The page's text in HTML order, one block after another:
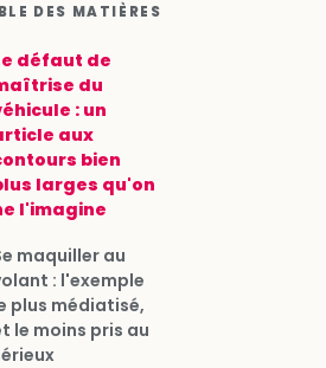
DES MATIÈRES
défaut de
du
: un
aux
bien
larges qu'on
l'imagine
maquiller au
: l'exemple
plus médiatisé,
le moins pris au